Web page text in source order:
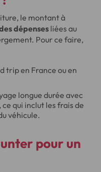
le montant à
dépenses liées au
Pour ce faire,
trip en France ou en
longue durée avec
qui inclut les frais de
véhicule.
pour un